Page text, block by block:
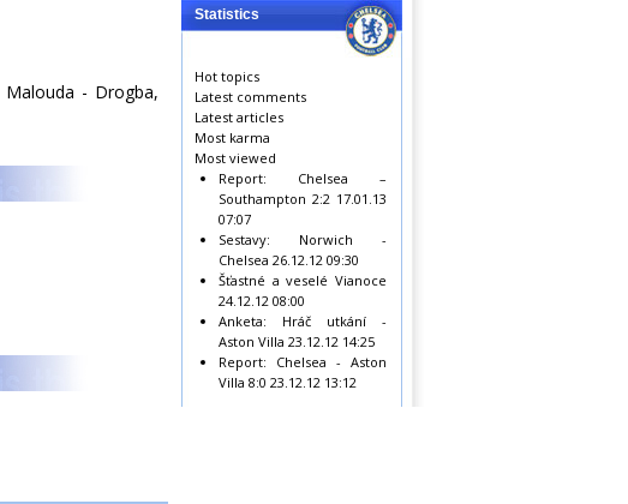
- Drogba,
Statistics
Hot topics
Latest comments
Latest articles
Most karma
Most viewed
Report: Chelsea –
Southampton 2:2 17.01.13
07:07
Sestavy: Norwich -
Chelsea 26.12.12 09:30
Šťastné a veselé Vianoce
24.12.12 08:00
Anketa: Hráč utkání -
Aston Villa 23.12.12 14:25
Report: Chelsea - Aston
Villa 8:0 23.12.12 13:12